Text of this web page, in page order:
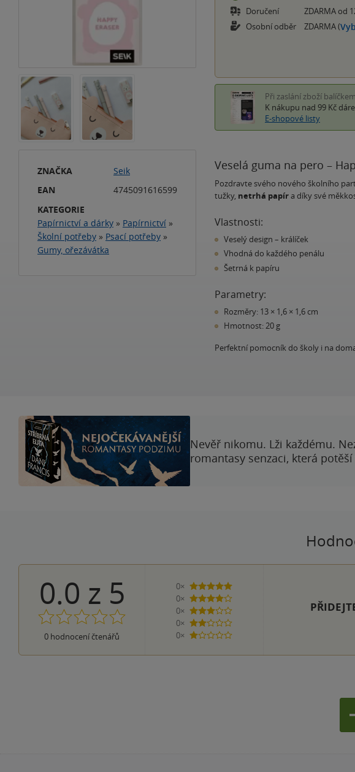
ZNAČKA
Seik
EAN
4745091616599
KATEGORIE
Papírnictví a dárky » Papírnictví »
Školní potřeby » Psací potřeby »
Gumy, ořezávátka
Doručení
ZDARMA od
Osobní odběr
ZDARMA (
Při zaslání zboží balíčkem
K nákupu nad 99 Kč
E-shopové listy
Veselá guma na pero –
Pozdravte svého nového školního
tužky, netrhá papíra díky své
Vlastnosti:
Veselý design – králíček
Vhodná do každého penálu
Šetrná k papíru
Parametry:
Rozměry: 13 × 1,6 × 1,6 cm
Hmotnost: 20 g
Perfektní pomocník do školy i na
Nevěř nikomu. Lži každému.
romantasy senzaci, která
0.0 z 5
0 hodnocení čtenářů
0×
5 hvězdiček
0×
4 hvězdičky
0×
3 hvězdičky
0×
2 hvězdičky
0×
1 hvezdička